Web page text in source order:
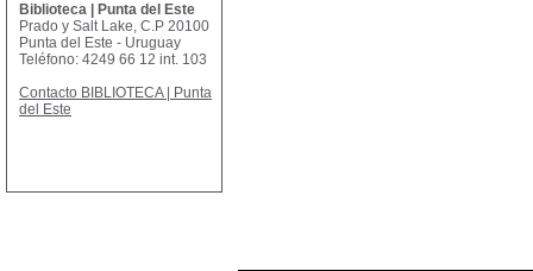
Biblioteca | Punta del Este
Prado y Salt Lake, C.P 20100
Punta del Este - Uruguay
Teléfono: 4249 66 12 int. 103
Contacto BIBLIOTECA | Punta
del Este